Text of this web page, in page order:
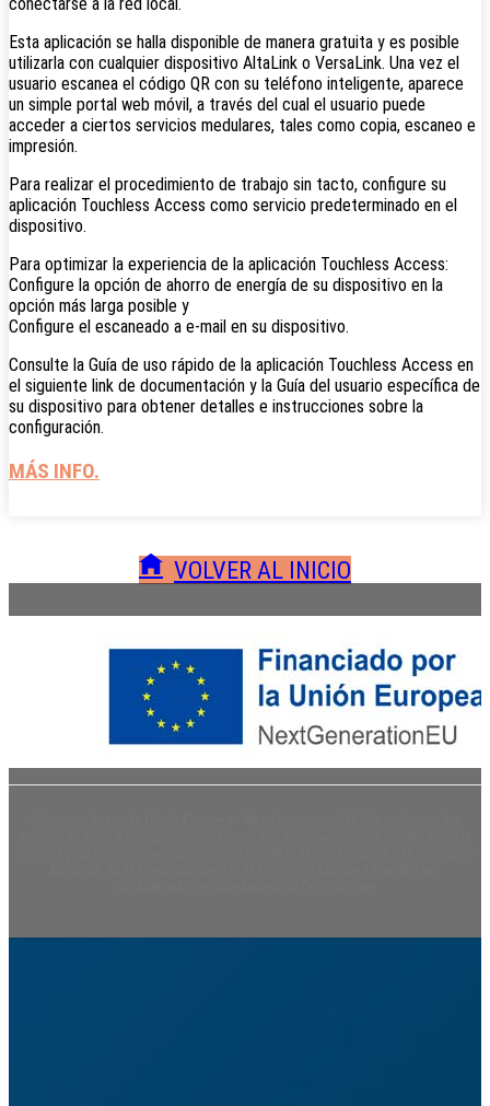
Esta aplicación se halla disponible de manera gratuita y es posible
utilizarla con cualquier dispositivo AltaLink o VersaLink. Una vez el
usuario escanea el código QR con su teléfono inteligente, aparece
un simple portal web móvil, a través del cual el usuario puede
acceder a ciertos servicios medulares, tales como copia, escaneo e
impresión.
Para realizar el procedimiento de trabajo sin tacto, configure su
aplicación Touchless Access como servicio predeterminado en el
dispositivo.
Para optimizar la experiencia de la aplicación Touchless Access:
Configure la opción de ahorro de energía de su dispositivo en la
opción más larga posible y
Configure el escaneado a e-mail en su dispositivo.
Consulte la Guía de uso rápido de la aplicación Touchless Access en
el siguiente link de documentación y la Guía del usuario específica de
su dispositivo para obtener detalles e instrucciones sobre la
configuración.
MÁS INFO.
VOLVER AL INICIO